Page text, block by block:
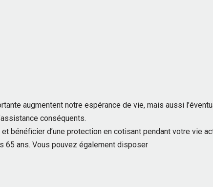
augmentent notre espérance de vie, mais aussi
conséquents.
bénéficier d’une protection en cotisant pendant votre vie
65 ans. Vous pouvez également disposer